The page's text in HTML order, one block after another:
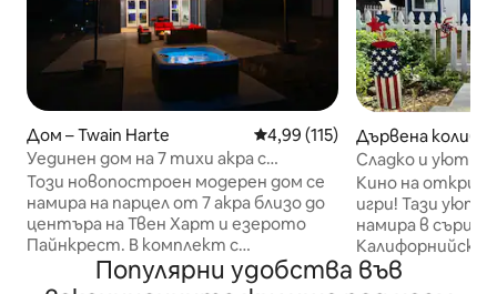
Дом – Twain Harte Средна оценка: 4,99 от 5,
4,99 (115)
Уединен дом на 7 тихи акра с
хидромасажна вана!
Този новопостроен модерен дом се
намира на парцел от 7 акра близо до
центъра на Твен Харт и езерото
Пайнкрест. В комплект с
хидромасажна вана за 7 души,
закачалки за каравани,
Дървена колиба
Сладко и уютно
филми на
Кино на
игри! Тази
намира в
разполага с 0,4
уединение. Ние
Популярни удобства във